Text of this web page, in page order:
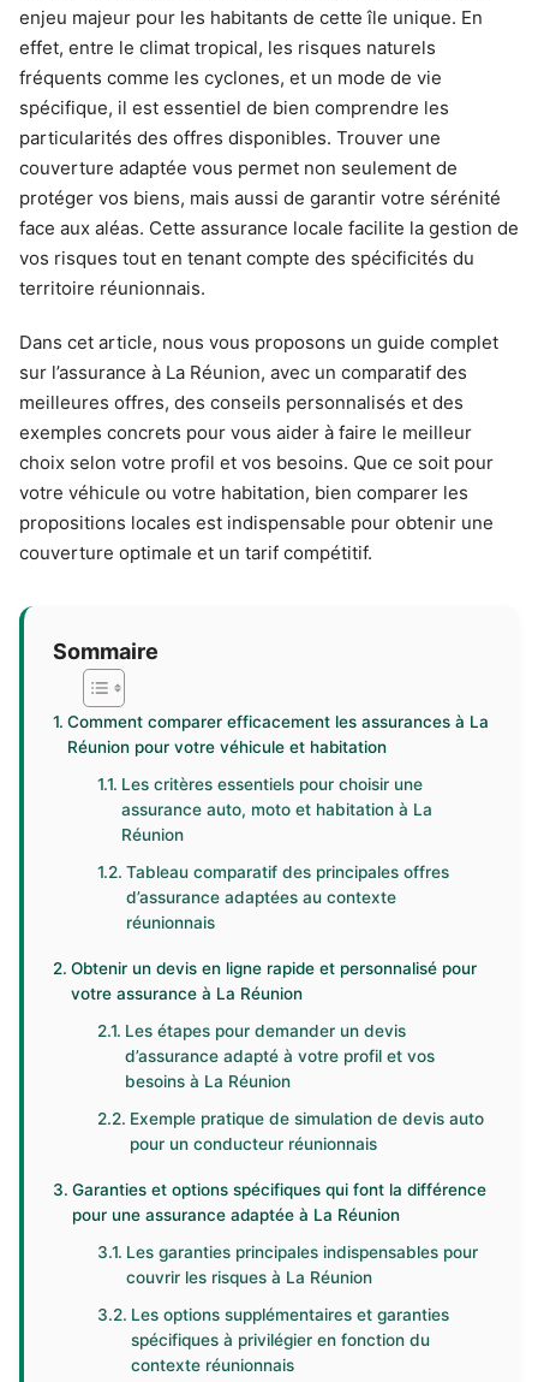
enjeu majeur pour les habitants de cette île unique. En
effet, entre le climat tropical, les risques naturels
fréquents comme les cyclones, et un mode de vie
spécifique, il est essentiel de bien comprendre les
particularités des offres disponibles. Trouver une
couverture adaptée vous permet non seulement de
protéger vos biens, mais aussi de garantir votre sérénité
face aux aléas. Cette assurance locale facilite la gestion de
vos risques tout en tenant compte des spécificités du
territoire réunionnais.
Dans cet article, nous vous proposons un guide complet
sur l’assurance à La Réunion, avec un comparatif des
meilleures offres, des conseils personnalisés et des
exemples concrets pour vous aider à faire le meilleur
choix selon votre profil et vos besoins. Que ce soit pour
votre véhicule ou votre habitation, bien comparer les
propositions locales est indispensable pour obtenir une
couverture optimale et un tarif compétitif.
Sommaire
Comment comparer efficacement les assurances à La
Réunion pour votre véhicule et habitation
Les critères essentiels pour choisir une
assurance auto, moto et habitation à La
Réunion
Tableau comparatif des principales offres
d’assurance adaptées au contexte
réunionnais
Obtenir un devis en ligne rapide et personnalisé pour
votre assurance à La Réunion
Les étapes pour demander un devis
d’assurance adapté à votre profil et vos
besoins à La Réunion
Exemple pratique de simulation de devis auto
pour un conducteur réunionnais
Garanties et options spécifiques qui font la différence
pour une assurance adaptée à La Réunion
Les garanties principales indispensables pour
couvrir les risques à La Réunion
Les options supplémentaires et garanties
spécifiques à privilégier en fonction du
contexte réunionnais